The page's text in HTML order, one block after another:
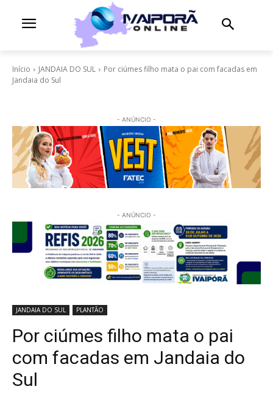
Início JANDAIA DO SUL
Por ciúmes filho mata o pai com facadas em
Jandaia do Sul
- ANÚNCIO -
- ANÚNCIO -
JANDAIA DO SUL PLANTÃO
Por ciúmes filho mata o pai
com facadas em Jandaia do
Sul